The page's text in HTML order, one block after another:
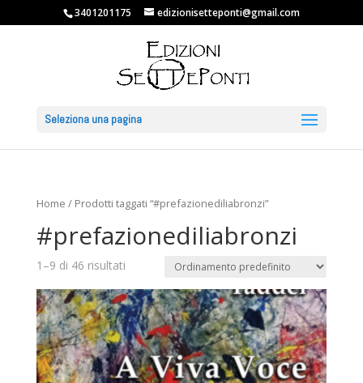
3401201175 edizionisetteponti@gmail.com
Seleziona una pagina
Home / Prodotti taggati “#prefazionediliabronzi”
#prefazionediliabronzi
1–9 di 46 risultati